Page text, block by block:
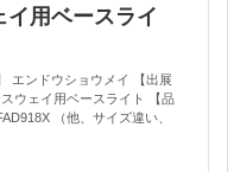
イ用ベースライ
エンドウショウメイ 【出展
ウェイ用ベースライト 【品
（他、サイズ違い、